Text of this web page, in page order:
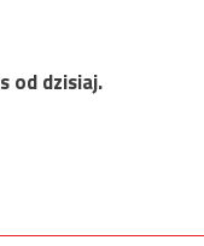
od dzisiaj.